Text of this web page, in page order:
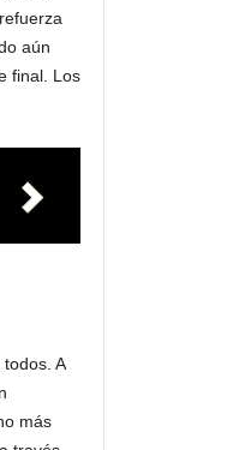
aún
final. Los
A
más